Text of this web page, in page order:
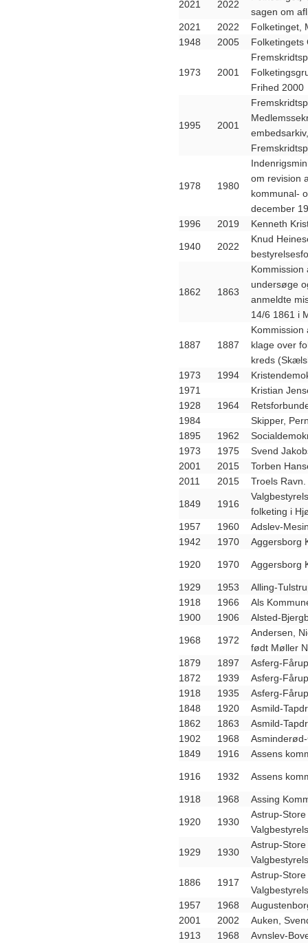
2021 2022
sagen om
2021
2022
Folketinget,
1948
2005 Folketingets
1973 2001
Frihed 2000
1995 2001
1978 1980
om revision
kommunal-
december
1996
2019 Kenneth
1940 2022
Knud
1862 1863
Kommission
undersøge
anmeldte
14/6 1861 i
1887 1887
Kommission
klage over
kreds
1973
1994
1971
Kristian
1928
1964
1984
Skipper,
1895
1962
1973
1975
Svend
2001
2015
Torben
2011
2015 Troels
1849 1916
folketing i
1957
1960
Adslev-
1942
1970 Aggersborg
1920 1970 Aggersborg
1929 1953
Alling-
1918
1966
Als
1900
1906 Alsted-
1968 1972
Andersen,
født Møller
1879
1897
Asferg-
1872
1939
Asferg-
1918
1935
Asferg-
1848
1920
Asmild-
1862
1863
Asmild-
1902
1968
1849
1916 Assens
1916 1932 Assens
1918 1968 Assing
1920 1930
Astrup-
1929 1930
Astrup-
1886 1917
Astrup-
1957
1968
2001
2002
Auken,
1913
1968
Avnslev-